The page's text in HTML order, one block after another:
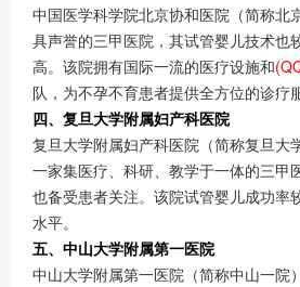
中国医学科学院北京协和医院（简称北
具声誉的三甲医院，其试管婴儿技术也
高。该院拥有国际一流的医疗设施和
队，为不孕不育患者提供全方位的诊疗
四、复旦大学附属妇产科医院
复旦大学附属妇产科医院（简称复旦大
一家集医疗、科研、教学于一体的三甲
也备受患者关注。该院试管婴儿成功率
水平。
五、中山大学附属第一医院
中山大学附属第一医院（简称中山一院